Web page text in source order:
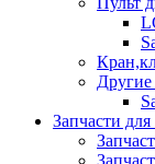
Другие
Запчасти